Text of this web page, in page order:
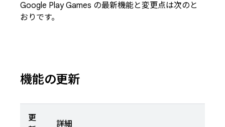
Google Play Games の最新機能と変更点は次のと
おりです。
機能の更新
更
詳細